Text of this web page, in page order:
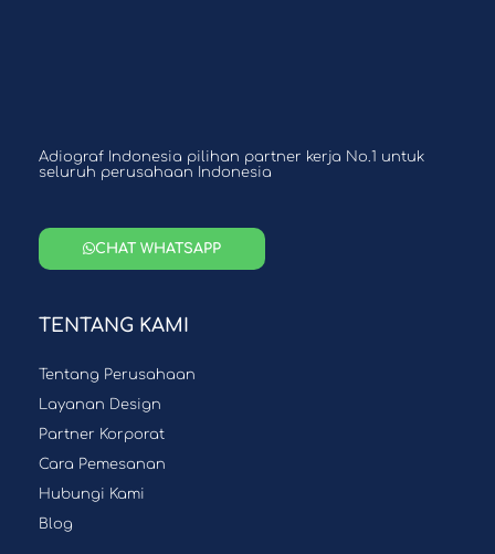
Adiograf Indonesia pilihan partner kerja No.1 untuk
seluruh perusahaan Indonesia
CHAT WHATSAPP
TENTANG KAMI
Tentang Perusahaan
Layanan Design
Partner Korporat
Cara Pemesanan
Hubungi Kami
Blog